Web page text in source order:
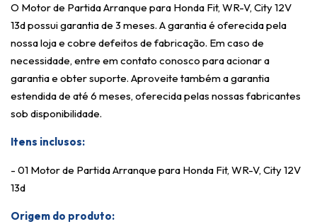
O Motor de Partida Arranque para Honda Fit, WR-V, City 12V
13d possui garantia de 3 meses. A garantia é oferecida pela
nossa loja e cobre defeitos de fabricação. Em caso de
necessidade, entre em contato conosco para acionar a
garantia e obter suporte. Aproveite também a garantia
estendida de até 6 meses, oferecida pelas nossas fabricantes
sob disponibilidade.
Itens inclusos:
- 01 Motor de Partida Arranque para Honda Fit, WR-V, City 12V
13d
Origem do produto: